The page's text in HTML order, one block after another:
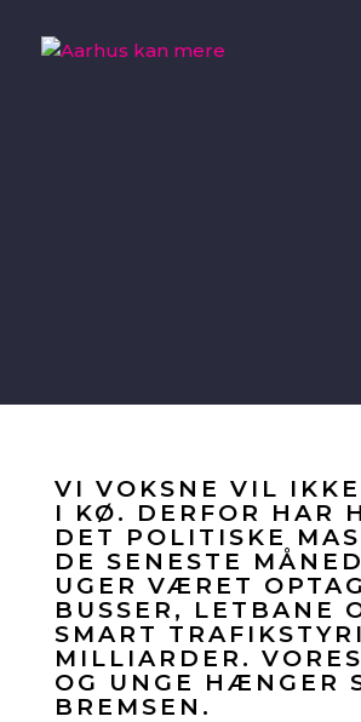
VI VOKSNE VIL
I KØ. DERFOR HAR
DET POLITISKE
DE SENESTE
UGER VÆRET
BUSSER, LETBANE
SMART
MILLIARDER.
OG UNGE HÆNGER
BREMSEN.